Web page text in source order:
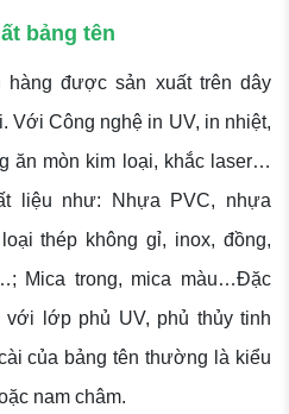
bảng tên
hàng được sản xuất trên dây
Với Công nghệ in UV, in nhiệt,
ăn mòn kim loại, khắc laser…
liệu như: Nhựa PVC, nhựa
thép không gỉ, inox, đồng,
Mica trong, mica màu…Đặc
lớp phủ UV, phủ thủy tinh
của bảng tên thường là kiểu
nam châm.